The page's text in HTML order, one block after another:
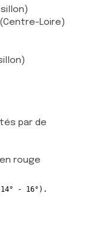
Loire)
par de
rouge
- 16°).